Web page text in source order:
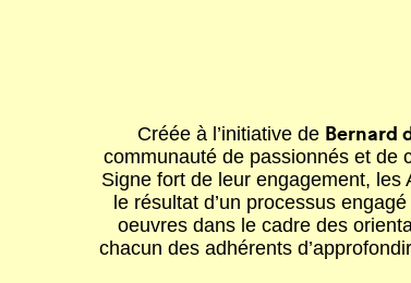
Créée à l’initiative de Bernard
communauté de passionnés et de
Signe fort de leur engagement,
le résultat d’un processus
oeuvres dans le cadre des
chacun des adhérents